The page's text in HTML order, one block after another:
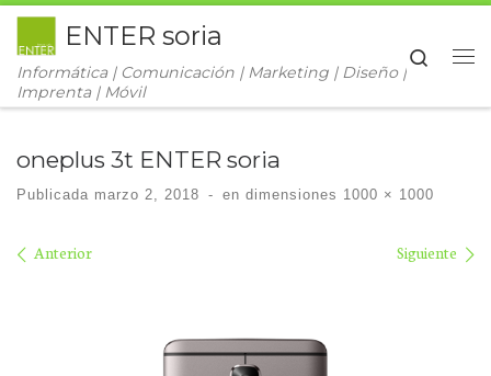
Saltar al contenido
ENTER soria
Informática | Comunicación | Marketing | Diseño |
Imprenta | Móvil
Search
oneplus 3t ENTER soria
Publicada marzo 2, 2018 - en dimensiones 1000 × 1000
Navegación de imágenes
Anterior Siguiente